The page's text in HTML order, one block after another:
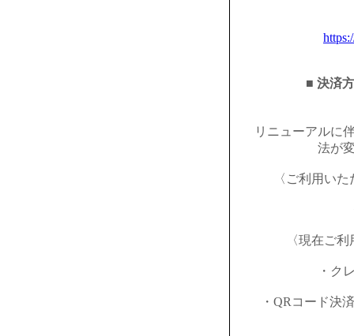
■ 決済
リニューアルに
法が
〈ご利用い
〈現在ご
・ク
・QRコード決